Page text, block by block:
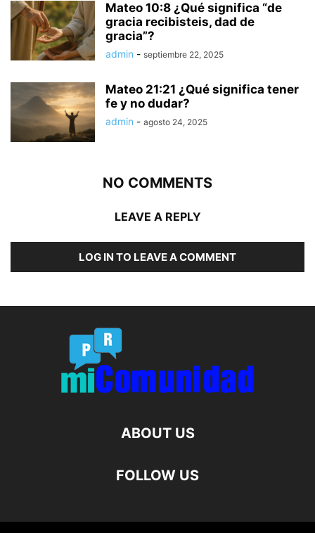
Mateo 10:8 ¿Qué significa “de
gracia recibisteis, dad de
gracia”?
admin - septiembre 22, 2025
Mateo 21:21 ¿Qué significa tener
fe y no dudar?
admin - agosto 24, 2025
NO COMMENTS
LEAVE A REPLY
LOG IN TO LEAVE A COMMENT
ABOUT US
FOLLOW US